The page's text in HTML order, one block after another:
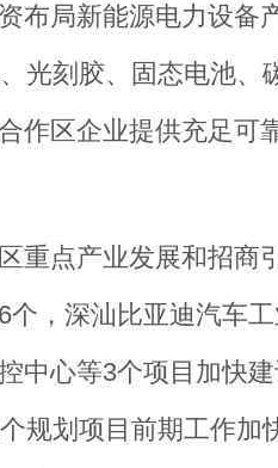
布局新能源电力设备
光刻胶、固态电池、
作区企业提供充足可
重点产业发展和招商
，深汕比亚迪汽车
中心等3个项目加快
规划项目前期工作加